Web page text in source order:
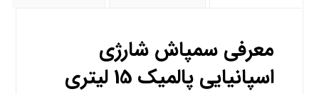
معرفی سمپاش شارژی
اسپانیایی پالمیک 15 لیتری